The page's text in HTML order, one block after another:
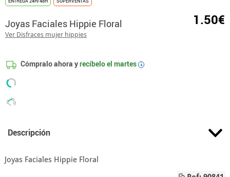
Joyas Faciales Hippie Floral
Ver Disfraces mujer hippies
1.50€
Cómpralo ahora yrecíbelo el martes i
Descripción
Joyas Faciales Hippie Floral